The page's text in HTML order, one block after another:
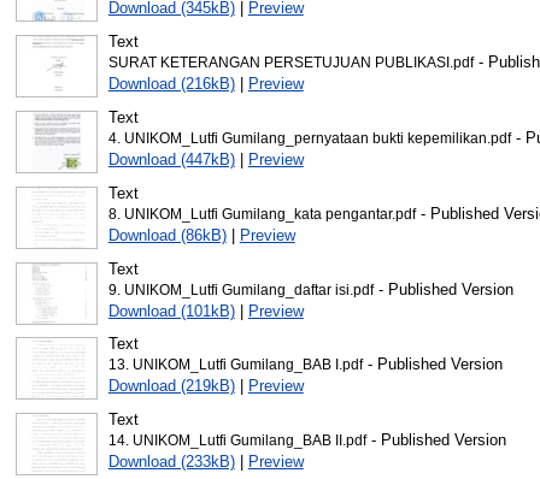
Download (345kB)|
Preview
Text
SURAT KETERANGAN PERSETUJUAN PUBLIKASI.pdf-
Download (216kB)|
Preview
Text
4. UNIKOM_Lutfi Gumilang_pernyataan bukti kepemilikan.pdf-
Download (447kB)|
Preview
Text
8. UNIKOM_Lutfi Gumilang_kata pengantar.pdf- Published
Download (86kB)|
Preview
Text
9. UNIKOM_Lutfi Gumilang_daftar isi.pdf- Published Version
Download (101kB)| Preview
Text
13. UNIKOM_Lutfi Gumilang_BAB I.pdf- Published Version
Download (219kB)|
Preview
Text
14. UNIKOM_Lutfi Gumilang_BAB II.pdf- Published Version
Download (233kB)|
Preview